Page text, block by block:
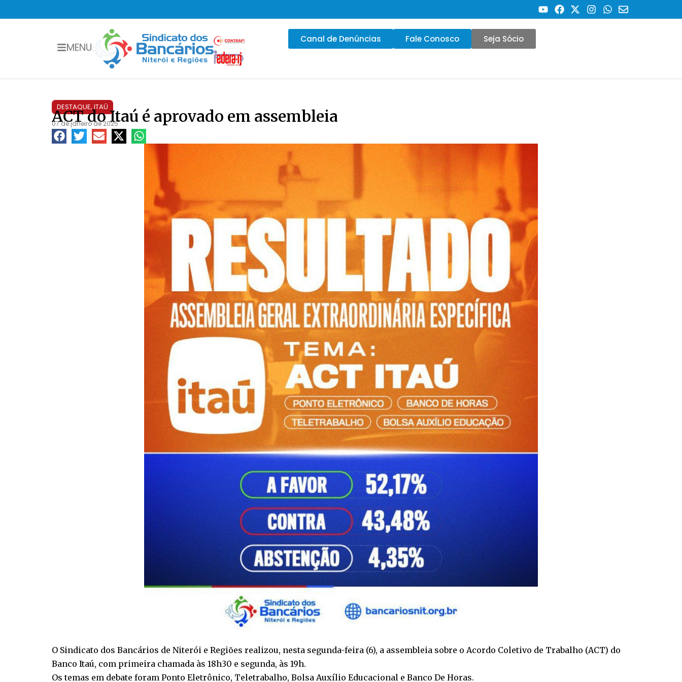
MENU
Canal de Denúncias Fale Conosco Seja Sócio
DESTAQUE, ITAÚ
ACT do Itaú é aprovado em assembleia
07 de janeiro de 2025
O Sindicato dos Bancários de Niterói e Regiões realizou, nesta segunda-feira (6), a assembleia sobre o Acordo Coletivo de Trabalho (ACT) do
Banco Itaú, com primeira chamada às 18h30 e segunda, às 19h.
Os temas em debate foram Ponto Eletrônico, Teletrabalho, Bolsa Auxílio Educacional e Banco De Horas.